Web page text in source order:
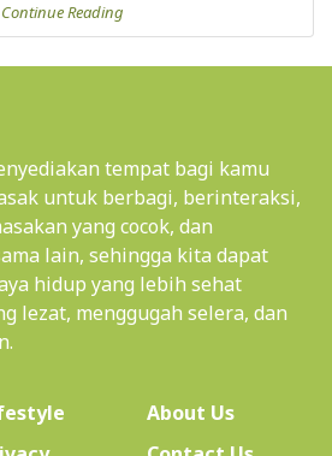
Continue Reading
tempat bagi kamu
untuk berbagi, berinteraksi,
yang cocok, dan
lain, sehingga kita dapat
hidup yang lebih sehat
lezat, menggugah selera, dan
About Us(current)